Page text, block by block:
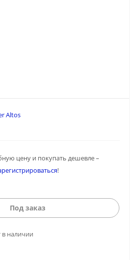
Altos
цену и покупать дешевле –
!
Под заказ
в наличии